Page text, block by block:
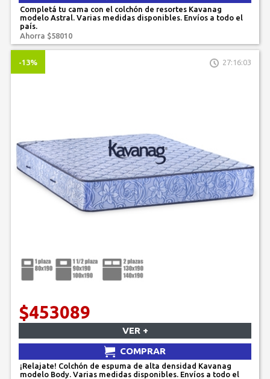
Completá tu cama con el colchón de resortes Kavanag
modelo Astral. Varias medidas disponibles. Envíos a todo el
país.
Ahorra $58010
-13% 27:16:03
$453089
VER +
COMPRAR
¡Relajate! Colchón de espuma de alta densidad Kavanag
modelo Body. Varias medidas disponibles. Envíos a todo el